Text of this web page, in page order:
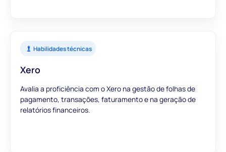
Habilidades técnicas
Xero
Avalia a proficiência com o Xero na gestão de folhas de
pagamento, transações, faturamento e na geração de
relatórios financeiros.